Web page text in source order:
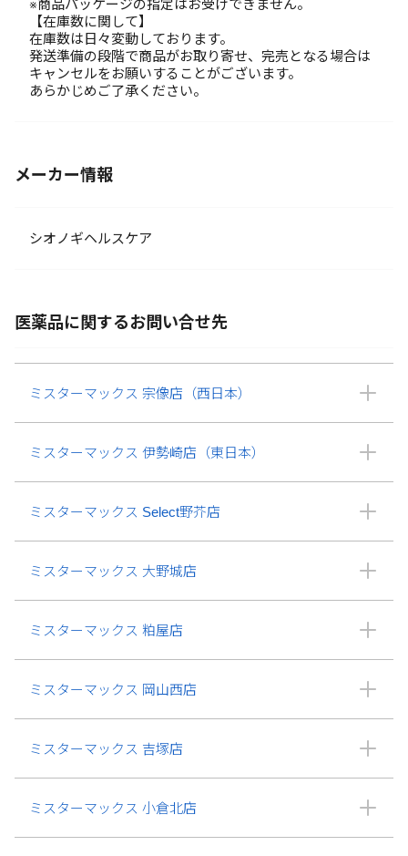
※商品パッケージの指定はお受けできません。
【在庫数に関して】
在庫数は日々変動しております。
発送準備の段階で商品がお取り寄せ、完売となる場合は
キャンセルをお願いすることがございます。
あらかじめご了承ください。
メーカー情報
シオノギヘルスケア
医薬品に関するお問い合せ先
ミスターマックス 宗像店（西日本）
ミスターマックス 伊勢崎店（東日本）
ミスターマックス Select野芥店
ミスターマックス 大野城店
ミスターマックス 粕屋店
ミスターマックス 岡山西店
ミスターマックス 吉塚店
ミスターマックス 小倉北店